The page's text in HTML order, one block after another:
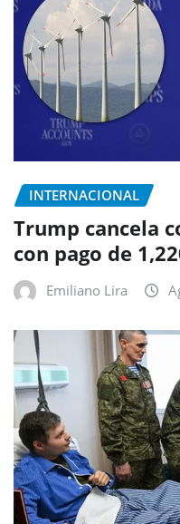
INTERNACIONAL
Trump cancela
con pago de
Emiliano Lira